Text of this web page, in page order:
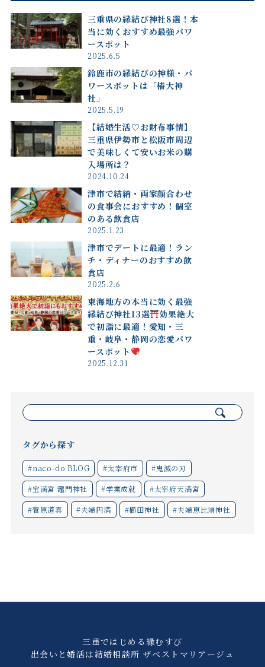
三重県の縁結び神社8選！本
当に効くおすすめ最強パワ
ースポット
2025.6.5
鈴鹿市の縁結びの神様・パ
ワースポットは「椿大神
社」
2025.5.19
【結婚生活♡お財布事情】
三重県伊勢市と松阪市周辺
で美味しくて安いお米の購
入場所は？
2024.10.24
津市で結納・両家顔合わせ
の食事会におすすめ！個室
のある飲食店
2025.1.23
津市でデートに最適！ラン
チ・ディナーのおすすめ飲
食店
2025.2.6
東海地方の本当に効く最強
縁結び神社13選
効果絶大
で初詣に最適！愛知・三
重・岐阜・静岡の恋愛パワ
ースポット
2025.12.31
索:
タグから探す
#naco-do BLOG #太宰府市 #鬼滅の刃
#宝満宮 竈門神社 #学業成就 #太宰府天満宮
#菅原道真 #夫婦円満 #櫛田神社 #夫婦恵比須神社
三重ではじめる縁むすび
出会いと婚活は結婚相談所 ザベストマリアージュ